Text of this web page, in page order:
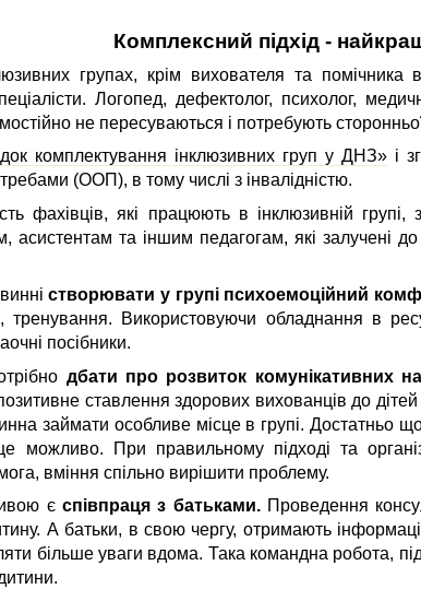
Комплексний підхід -
групах, крім вихователя та
. Логопед, дефектолог, психолог,
не пересуваються і потребують
комплектування інклюзивних груп у ДНЗ» і
(ООП), в тому числі з інвалідністю.
фахівців, які працюють в інклюзивній
асистентам та іншим педагогам, які залучені
створювати у групі психоемоційний
тренування. Використовуючи обладнання в
посібники.
дбати про розвиток комунікативних
ставлення здорових вихованців до
займати особливе місце в групі. Достатньо
можливо. При правильному підході та
вміння спільно вирішити проблему.
є співпраця з батьками. Проведення
А батьки, в свою чергу, отримають
більше уваги вдома. Така командна робота,